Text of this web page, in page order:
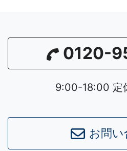
0120-
9:00-18:00 定
お問い